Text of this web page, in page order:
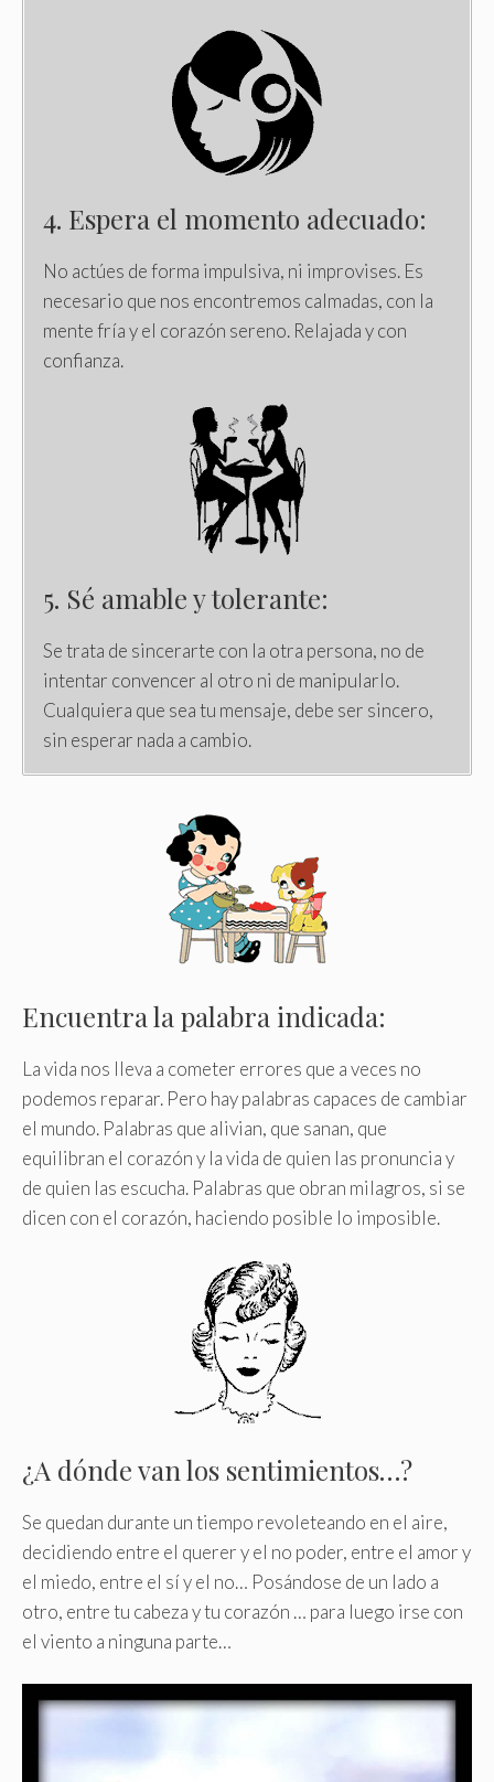
4. Espera el momento adecuado:
No actúes de forma impulsiva, ni improvises. Es
necesario que nos encontremos calmadas, con la
mente fría y el corazón sereno. Relajada y con
confianza.
5. Sé amable y tolerante:
Se trata de sincerarte con la otra persona, no de
intentar convencer al otro ni de manipularlo.
Cualquiera que sea tu mensaje, debe ser sincero,
sin esperar nada a cambio.
Encuentra la palabra indicada:
La vida nos lleva a cometer errores que a veces no
podemos reparar. Pero hay palabras capaces de cambiar
el mundo. Palabras que alivian, que sanan, que
equilibran el corazón y la vida de quien las pronuncia y
de quien las escucha. Palabras que obran milagros, si se
dicen con el corazón, haciendo posible lo imposible.
¿A dónde van los sentimientos…?
Se quedan durante un tiempo revoleteando en el aire,
decidiendo entre el querer y el no poder, entre el amor y
el miedo, entre el sí y el no… Posándose de un lado a
otro, entre tu cabeza y tu corazón … para luego irse con
el viento a ninguna parte…